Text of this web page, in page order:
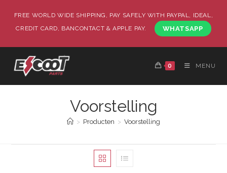
FREE WORLD WIDE SHIPPING, PAY SAFELY WITH PAYPAL, IDEAL,
CREDIT CARD, BANCONTACT & APPLE PAY.
WHATSAPP
0 MENU
Voorstelling
> Producten > Voorstelling